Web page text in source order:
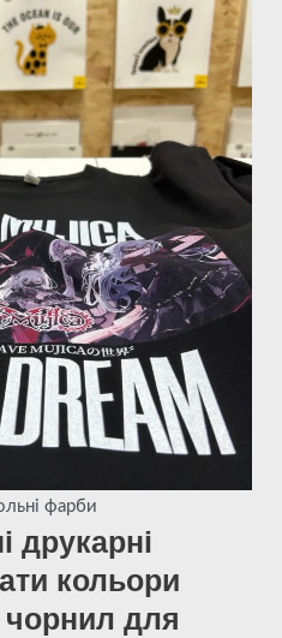
фарби
друкарні
кольори
чорнил для